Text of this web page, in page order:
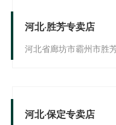
河北·胜芳专卖店
河北省廊坊市霸州市胜
河北·保定专卖店